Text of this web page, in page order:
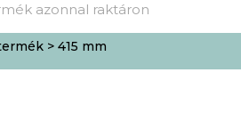
azonnal raktáron
> 415 mm